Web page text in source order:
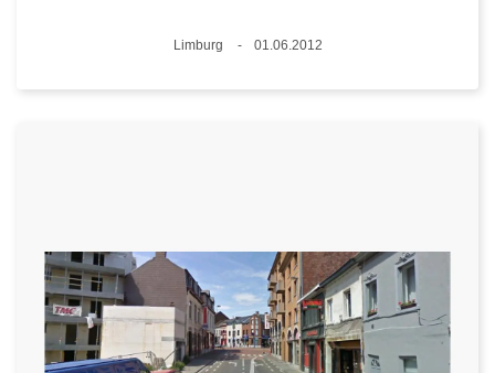
Plaats
Limburg
01.06.2012